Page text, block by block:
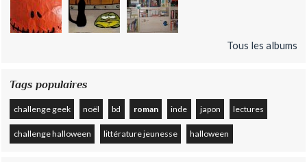
Tous les albums
Tags populaires
challenge geek noël bd roman inde japon lectures
challenge halloween littérature jeunesse halloween